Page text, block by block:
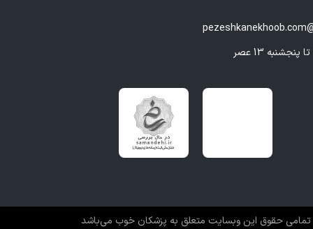
تمامی حقوق این وبسایت متعلق به پزشکان خوب می‌باشد